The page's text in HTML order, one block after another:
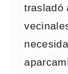
trasladó